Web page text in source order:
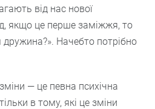
від нас нової
якщо це перше заміжжя, то
Начебто потрібно
— це певна психічна
в тому, які це зміни